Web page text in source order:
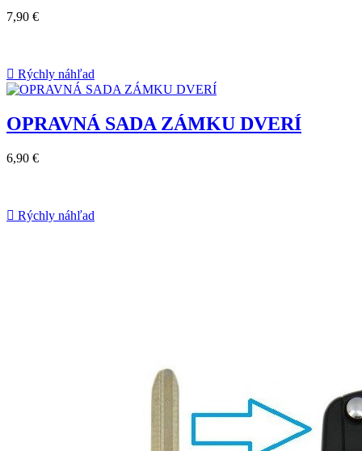
7,90 €
 Rýchly náhľad
OPRAVNÁ SADA ZÁMKU DVERÍ
6,90 €
 Rýchly náhľad